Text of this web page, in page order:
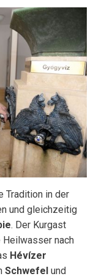
Tradition in der
und gleichzeitig
. Der Kurgast
nach
Hévízer
Schwefel und